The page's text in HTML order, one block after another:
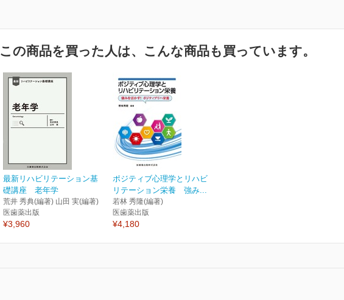
この商品を買った人は、こんな商品も買っています。
最新リハビリテーション基
礎講座 老年学
荒井 秀典(編著) 山田 実(編著)
医歯薬出版
¥3,960
ポジティブ心理学とリハビ
リテーション栄養 強み...
若林 秀隆(編著)
医歯薬出版
¥4,180